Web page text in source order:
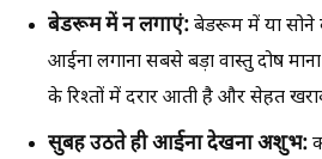
बेडरूम में न लगाएं:बेडरूम में या
आईना लगाना सबसे बड़ा वास्तु दोष
के रिश्तों में दरार आती है और सेहत
सुबह उठते ही आईना देखना अशुभ: